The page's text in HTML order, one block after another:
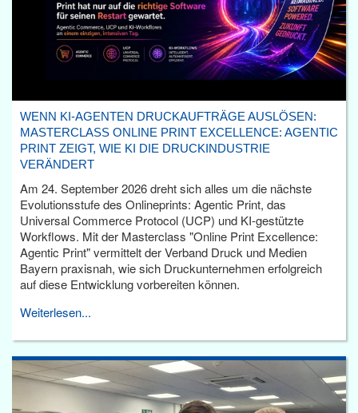
WENN KI-AGENTEN DRUCKAUFTRÄGE AUSLÖSEN:
MASTERCLASS ONLINE PRINT EXCELLENCE: AGENTIC
PRINT ZEIGT, WIE KI DIE DRUCKINDUSTRIE
VERÄNDERT
Am 24. September 2026 dreht sich alles um die nächste
Evolutionsstufe des Onlineprints: Agentic Print, das
Universal Commerce Protocol (UCP) und KI-gestützte
Workflows. Mit der Masterclass "Online Print Excellence:
Agentic Print" vermittelt der Verband Druck und Medien
Bayern praxisnah, wie sich Druckunternehmen erfolgreich
auf diese Entwicklung vorbereiten können.
Weiterlesen...